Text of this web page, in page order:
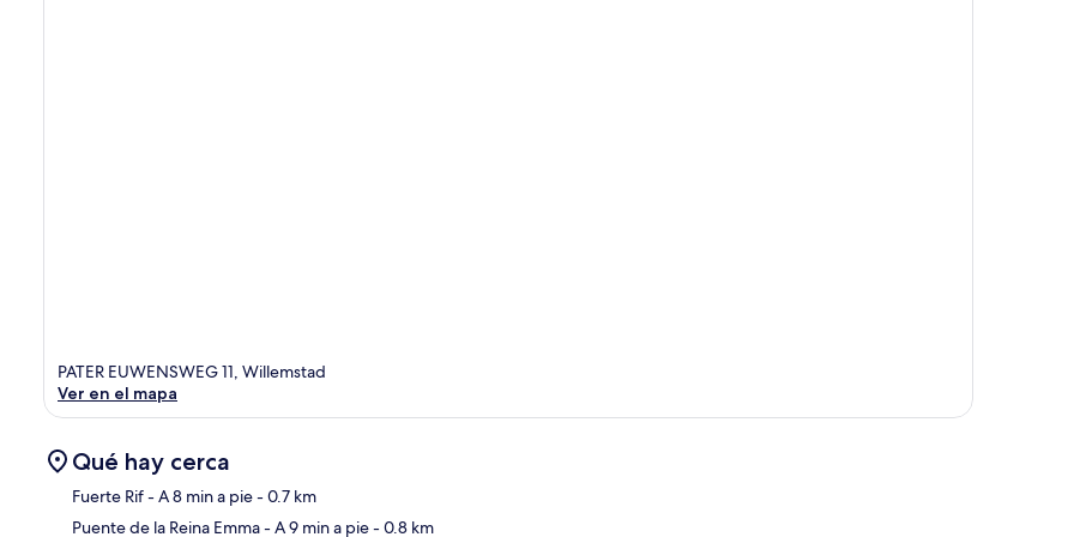
PATER EUWENSWEG 11, Willemstad
Ver en el mapa
Qué hay cerca
Fuerte Rif- A 8 min a pie- 0.7 km
Puente de la Reina Emma- A 9 min a pie- 0.8 km